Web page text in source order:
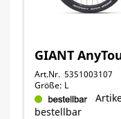
GIANT
Art.Nr. 5351003107
Größe: L
bestellbar